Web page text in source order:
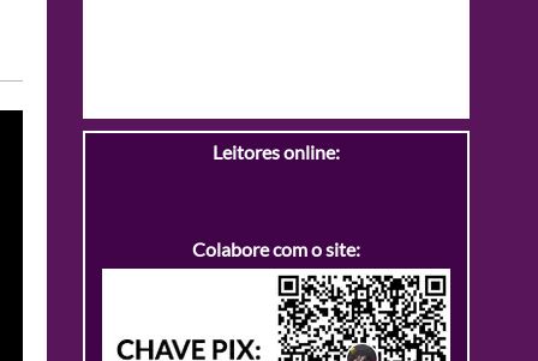
Leitores online:
Colabore com o site: